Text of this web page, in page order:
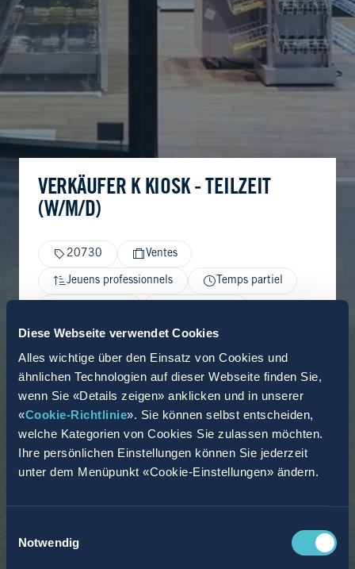
Diese Webseite verwendet Cookies
Alles wichtige über den Einsatz von Cookies und
ähnlichen Technologien auf dieser Webseite finden Sie,
wenn Sie «Details zeigen» anklicken und in unserer
«Cookie-Richtlinie». Sie können selbst entscheiden,
welche Kategorien von Cookies Sie zulassen möchten.
Ihre persönlichen Einstellungen können Sie jederzeit
unter dem Menüpunkt «Cookie-Einstellungen» ändern.
Notwendig
VERKÄUFER K KIOSK - TEILZEIT
(W/M/D)
20730 Ventes
Jeuens professionnels Temps partiel